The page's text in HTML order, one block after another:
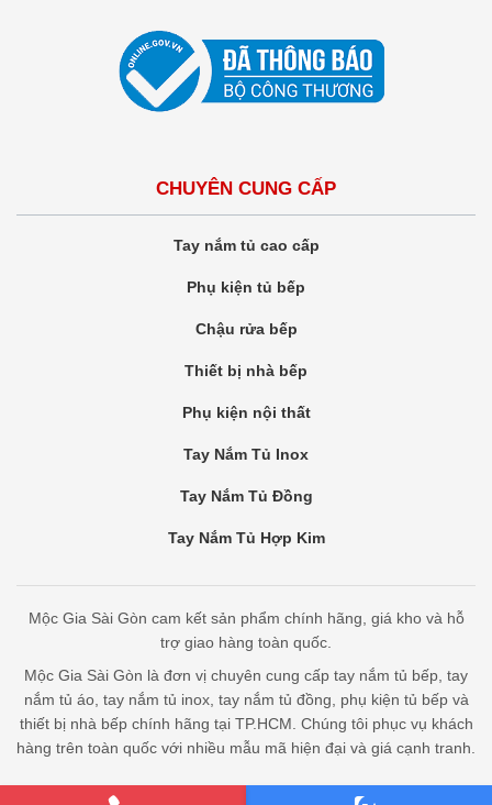
CHUYÊN CUNG CẤP
Tay nắm tủ cao cấp
Phụ kiện tủ bếp
Chậu rửa bếp
Thiết bị nhà bếp
Phụ kiện nội thất
Tay Nắm Tủ Inox
Tay Nắm Tủ Đồng
Tay Nắm Tủ Hợp Kim
Mộc Gia Sài Gòn cam kết sản phẩm chính hãng, giá kho và hỗ
trợ giao hàng toàn quốc.
Mộc Gia Sài Gòn là đơn vị chuyên cung cấp tay nắm tủ bếp, tay
nắm tủ áo, tay nắm tủ inox, tay nắm tủ đồng, phụ kiện tủ bếp và
thiết bị nhà bếp chính hãng tại TP.HCM. Chúng tôi phục vụ khách
hàng trên toàn quốc với nhiều mẫu mã hiện đại và giá cạnh tranh.